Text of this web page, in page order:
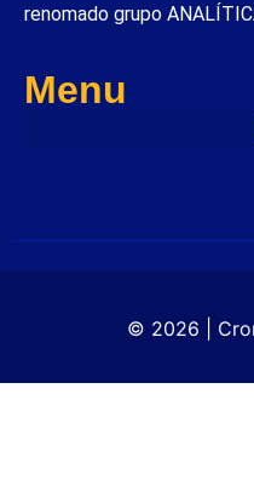
renomado grupo
Menu
© 2026 |